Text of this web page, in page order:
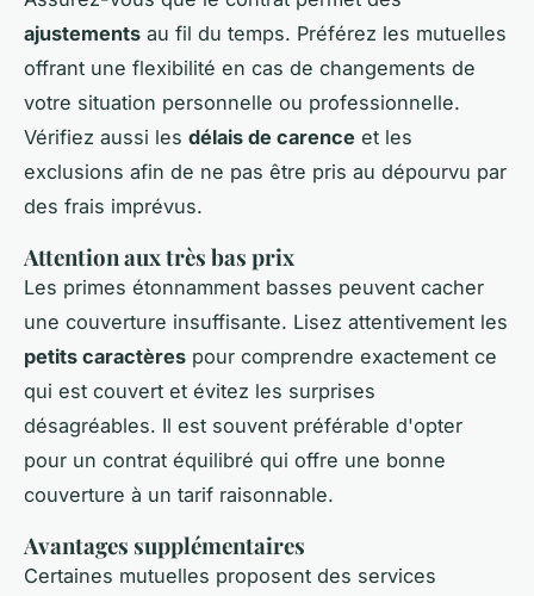
ajustements au fil du temps. Préférez les mutuelles
offrant une flexibilité en cas de changements de
votre situation personnelle ou professionnelle.
Vérifiez aussi les délais de carence et les
exclusions afin de ne pas être pris au dépourvu par
des frais imprévus.
Attention aux très bas prix
Les primes étonnamment basses peuvent cacher
une couverture insuffisante. Lisez attentivement les
petits caractères pour comprendre exactement ce
qui est couvert et évitez les surprises
désagréables. Il est souvent préférable d'opter
pour un contrat équilibré qui offre une bonne
couverture à un tarif raisonnable.
Avantages supplémentaires
Certaines mutuelles proposent des services